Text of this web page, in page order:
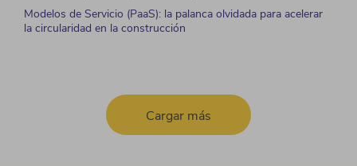
Modelos de Servicio (PaaS): la palanca olvidada para acelerar
la circularidad en la construcción
Cargar más